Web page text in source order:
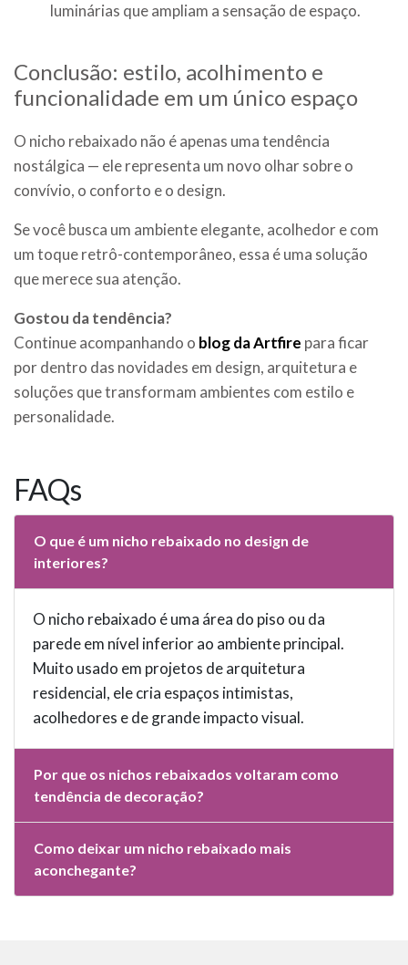
luminárias que ampliam a sensação de espaço.
Conclusão: estilo, acolhimento e
funcionalidade em um único espaço
O nicho rebaixado não é apenas uma tendência
nostálgica — ele representa um novo olhar sobre o
convívio, o conforto e o design.
Se você busca um ambiente elegante, acolhedor e com
um toque retrô-contemporâneo, essa é uma solução
que merece sua atenção.
Gostou da tendência?
Continue acompanhando o blog da Artfire para ficar
por dentro das novidades em design, arquitetura e
soluções que transformam ambientes com estilo e
personalidade.
FAQs
O que é um nicho rebaixado no design de
interiores?
O nicho rebaixado é uma área do piso ou da
parede em nível inferior ao ambiente principal.
Muito usado em projetos de arquitetura
residencial, ele cria espaços intimistas,
acolhedores e de grande impacto visual.
Por que os nichos rebaixados voltaram como
tendência de decoração?
Como deixar um nicho rebaixado mais
aconchegante?